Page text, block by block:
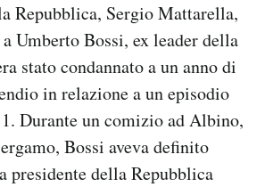
aiuto?
Repubblica, Sergio Mattarella,
Umberto Bossi, ex leader della
stato condannato a un anno di
in relazione a un episodio
Durante un comizio ad Albino,
Bossi aveva definito
presidente della Repubblica